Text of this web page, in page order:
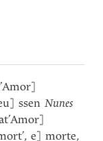
ssenNunes
e] morte,